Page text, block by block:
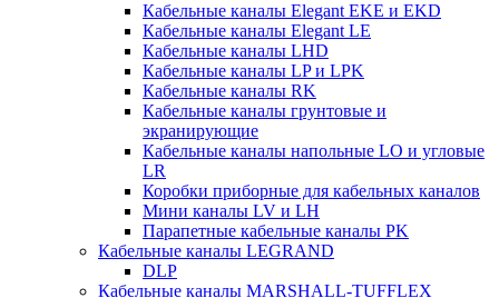
Кабельные каналы Elegant EKE и EKD
Кабельные каналы Elegant LE
Кабельные каналы LHD
Кабельные каналы LP и LPK
Кабельные каналы RK
Кабельные каналы грунтовые и
экранирующие
Кабельные каналы напольные LO и угловые
LR
Коробки приборные для кабельных каналов
Мини каналы LV и LH
Парапетные кабельные каналы PK
Кабельные каналы LEGRAND
DLP
Кабельные каналы MARSHALL-TUFFLEX